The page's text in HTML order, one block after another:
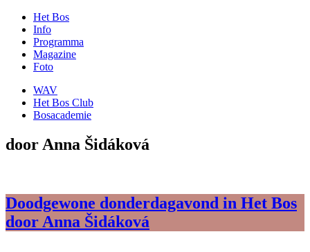
Het Bos
Info
Programma
Magazine
Foto
WAV
Het Bos Club
Bosacademie
door Anna Šidáková
Doodgewone donderdagavond in Het Bos
door Anna Šidáková